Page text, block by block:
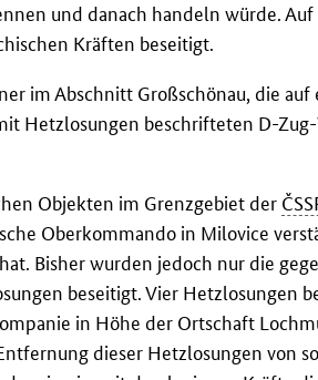
und danach handeln würde. Auf
Kräften beseitigt.
im Abschnitt Großschönau, die auf
Hetzlosungen beschrifteten D-
Objekten im Grenzgebiet der
Oberkommando in Milovice
Bisher wurden jedoch nur die
beseitigt. Vier Hetzlosungen
in Höhe der Ortschaft
dieser Hetzlosungen von